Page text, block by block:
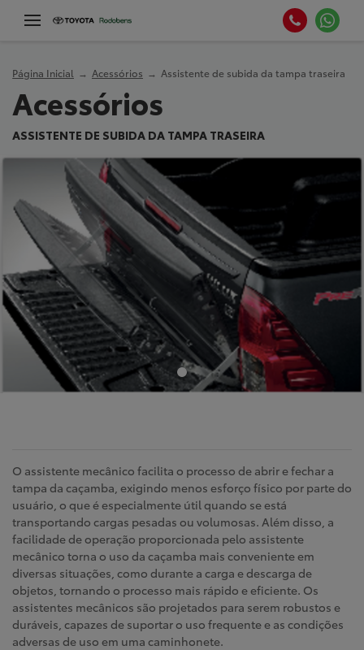
Página Inicial Acessórios Assistente de subida da tampa traseira
Acessórios
ASSISTENTE DE SUBIDA DA TAMPA TRASEIRA
O assistente mecânico facilita o processo de abrir e fechar a
tampa da caçamba, exigindo menos esforço físico por parte do
usuário, o que é especialmente útil quando se está
transportando cargas pesadas ou volumosas. Além disso, a
facilidade de operação proporcionada pelo assistente
mecânico torna o uso da caçamba mais conveniente em
diversas situações, como durante a carga e descarga de
objetos, tornando o processo mais rápido e eficiente. Os
assistentes mecânicos são projetados para serem robustos e
duráveis, capazes de suportar o uso frequente e as condições
adversas de uso em uma caminhonete.